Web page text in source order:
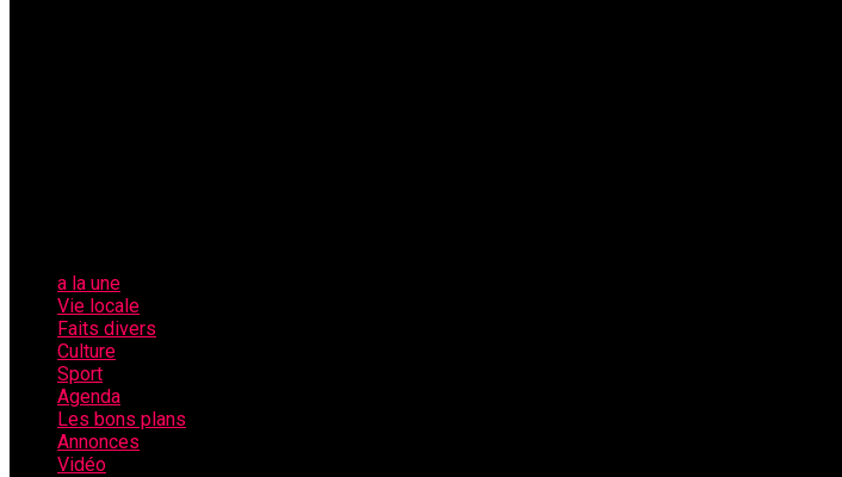
a la une
Vie locale
Faits divers
Culture
Sport
Agenda
Les bons plans
Annonces
Vidéo